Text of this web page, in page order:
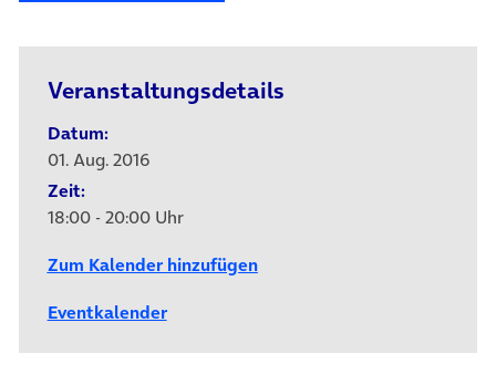
Veranstaltungsdetails
Datum:
01. Aug. 2016
Zeit:
18:00 - 20:00 Uhr
Zum Kalender hinzufügen
Eventkalender